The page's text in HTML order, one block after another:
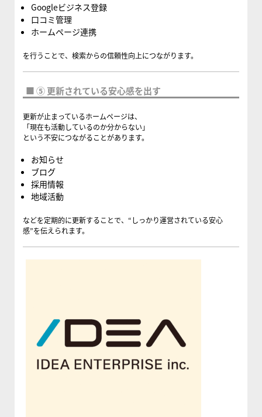
Googleビジネス登録
口コミ管理
ホームページ連携
を行うことで、検索からの信頼性向上につながります。
■ ⑤ 更新されている安心感を出す
更新が止まっているホームページは、
「現在も活動しているのか分からない」
という不安につながることがあります。
お知らせ
ブログ
採用情報
地域活動
などを定期的に更新することで、“しっかり運営されている安心
感”を伝えられます。